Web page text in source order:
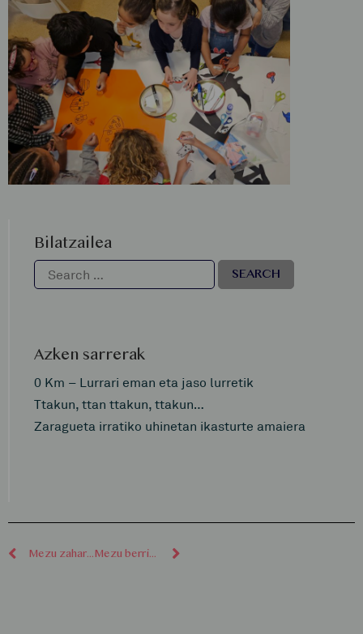
Bilatzailea
Azken sarrerak
0 Km – Lurrari eman eta jaso lurretik
Ttakun, ttan ttakun, ttakun…
Zaragueta irratiko uhinetan ikasturte amaiera
Mezu zaharragoak Mezu berriagoak